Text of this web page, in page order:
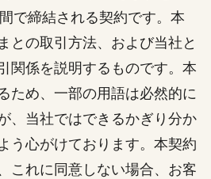
で締結される契約です。本
との取引方法、および当社と
関係を説明するものです。本
ため、一部の用語は必然的に
、当社ではできるかぎり分か
う心がけております。本契約
これに同意しない場合、お客